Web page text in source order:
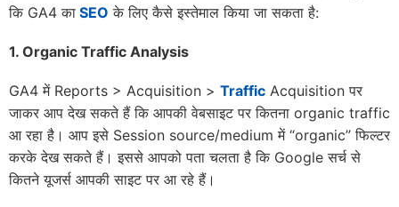
कि GA4 का SEO के लिए कैसे इस्तेमाल किया जा सकता है:
1. Organic Traffic Analysis
GA4 में Reports > Acquisition > Traffic Acquisition पर
जाकर आप देख सकते हैं कि आपकी वेबसाइट पर कितना organic traffic
आ रहा है। आप इसे Session source/medium में “organic” फिल्टर
करके देख सकते हैं। इससे आपको पता चलता है कि Google सर्च से
कितने यूजर्स आपकी साइट पर आ रहे हैं।